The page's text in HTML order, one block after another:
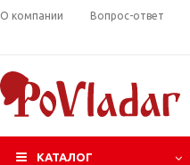
О компании Вопрос-ответ
КАТАЛОГ